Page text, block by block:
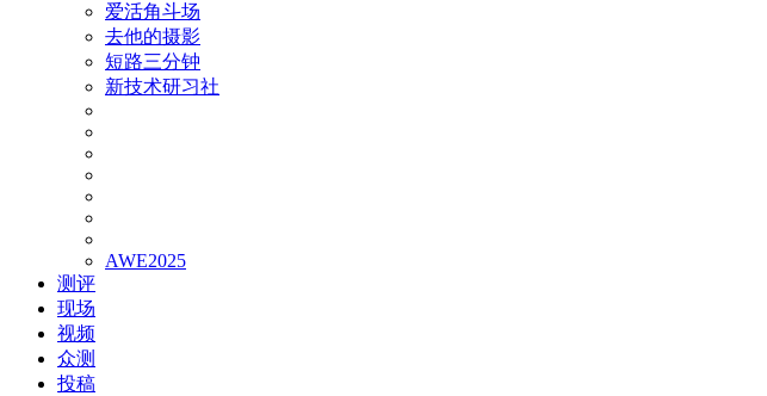
爱活角斗场
去他的摄影
短路三分钟
新技术研习社
AWE2025
测评
现场
视频
众测
投稿